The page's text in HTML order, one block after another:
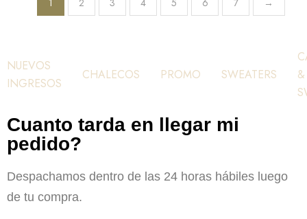
1 2 3 4 5 6 7 →
NUEVOS
INGRESOS
CHALECOS PROMO SWEATERS
&
Cuanto tarda en llegar mi
pedido?
Despachamos dentro de las 24 horas hábiles luego
de tu compra.